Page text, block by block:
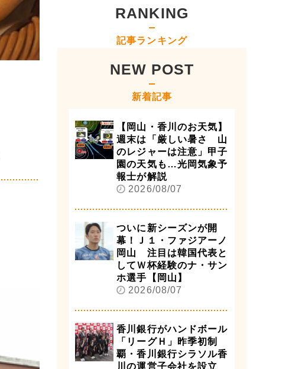
RANKING
記事ランキング
NEW POST
新着記事
【岡山・香川のお天気】
週末は「厳しい暑さ 山
のレジャーは注意」甲子
園の天気も…光岡気象予
報士が解説
2026/08/07
ついに新シーズンが開
幕！Ｊ１・ファジアーノ
岡山 注目は韓国代表と
してＷ杯経験のナ・サン
ホ選手【岡山】
2026/08/07
香川銀行がハンドボール
「リーグＨ」昨季初制
覇・香川銀行シラソル香
川の運営子会社を設立